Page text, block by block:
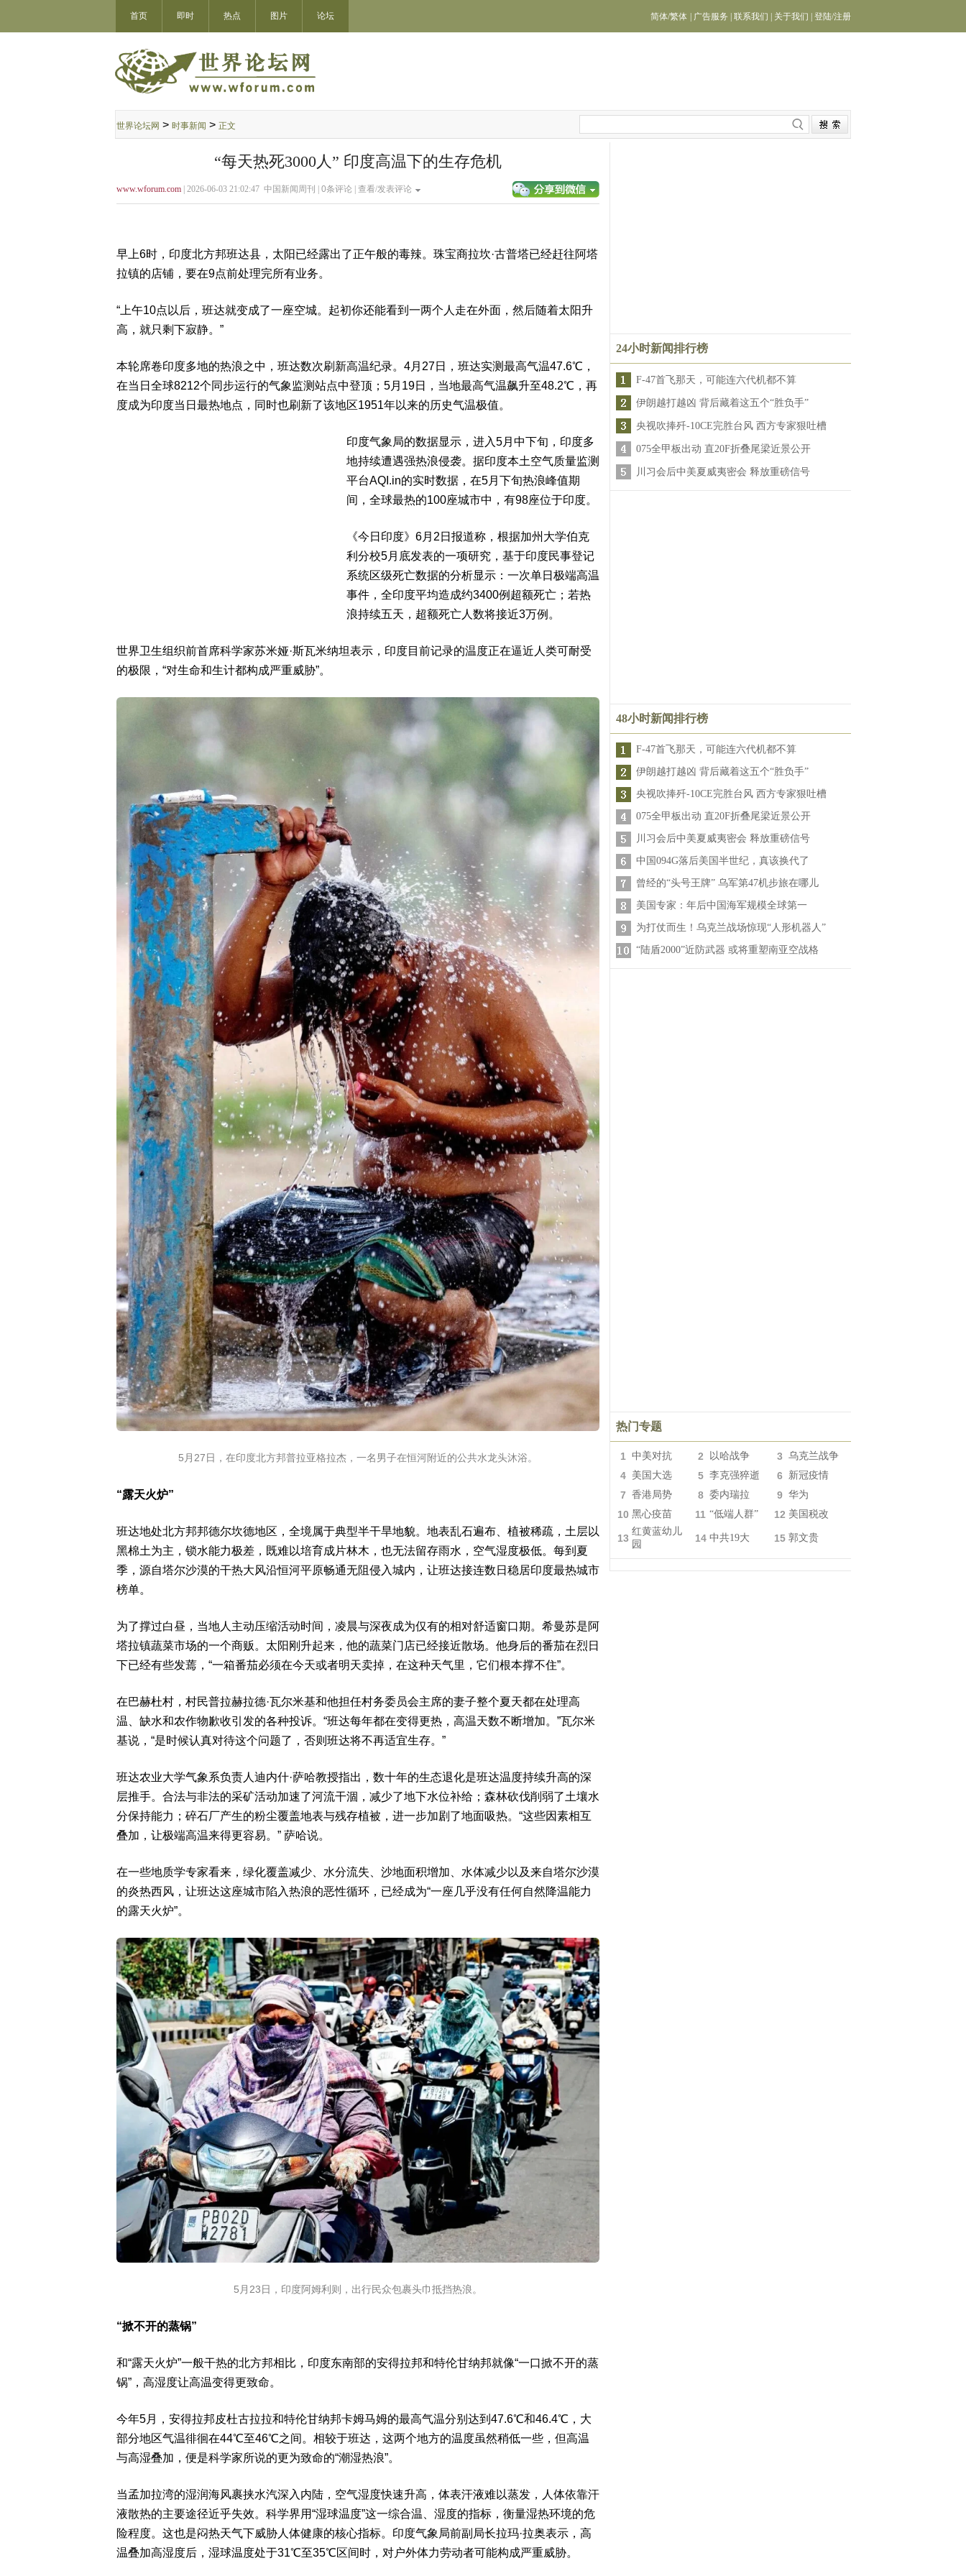
首页 即时 热点 图片 论坛 简体/繁体 广告服务 联系我们 关于我们 登陆/注册
世界论坛网 > 时事新闻 > 正文
“每天热死3000人” 印度高温下的生存危机
www.wforum.com | 2026-06-03 21:02:47 中国新闻周刊 | 0条评论 | 查看/发表评论
早上6时，印度北方邦班达县，太阳已经露出了正午般的毒辣。珠宝商拉坎·古普塔已经赶往阿塔
拉镇的店铺，要在9点前处理完所有业务。
“上午10点以后，班达就变成了一座空城。起初你还能看到一两个人走在外面，然后随着太阳升
高，就只剩下寂静。”
本轮席卷印度多地的热浪之中，班达数次刷新高温纪录。4月27日，班达实测最高气温47.6℃，
在当日全球8212个同步运行的气象监测站点中登顶；5月19日，当地最高气温飙升至48.2℃，再
度成为印度当日最热地点，同时也刷新了该地区1951年以来的历史气温极值。
印度气象局的数据显示，进入5月中下旬，印度多
地持续遭遇强热浪侵袭。据印度本土空气质量监测
平台AQI.in的实时数据，在5月下旬热浪峰值期
间，全球最热的100座城市中，有98座位于印度。
《今日印度》6月2日报道称，根据加州大学伯克
利分校5月底发表的一项研究，基于印度民事登记
系统区级死亡数据的分析显示：一次单日极端高温
事件，全印度平均造成约3400例超额死亡；若热
浪持续五天，超额死亡人数将接近3万例。
世界卫生组织前首席科学家苏米娅·斯瓦米纳坦表示，印度目前记录的温度正在逼近人类可耐受
的极限，“对生命和生计都构成严重威胁”。
5月27日，在印度北方邦普拉亚格拉杰，一名男子在恒河附近的公共水龙头沐浴。
“露天火炉”
班达地处北方邦邦德尔坎德地区，全境属于典型半干旱地貌。地表乱石遍布、植被稀疏，土层以
黑棉土为主，锁水能力极差，既难以培育成片林木，也无法留存雨水，空气湿度极低。每到夏
季，源自塔尔沙漠的干热大风沿恒河平原畅通无阻侵入城内，让班达接连数日稳居印度最热城市
榜单。
为了撑过白昼，当地人主动压缩活动时间，凌晨与深夜成为仅有的相对舒适窗口期。希曼苏是阿
塔拉镇蔬菜市场的一个商贩。太阳刚升起来，他的蔬菜门店已经接近散场。他身后的番茄在烈日
下已经有些发蔫，“一箱番茄必须在今天或者明天卖掉，在这种天气里，它们根本撑不住”。
在巴赫杜村，村民普拉赫拉德·瓦尔米基和他担任村务委员会主席的妻子整个夏天都在处理高
温、缺水和农作物歉收引发的各种投诉。“班达每年都在变得更热，高温天数不断增加。”瓦尔米
基说，“是时候认真对待这个问题了，否则班达将不再适宜生存。”
班达农业大学气象系负责人迪内什·萨哈教授指出，数十年的生态退化是班达温度持续升高的深
层推手。合法与非法的采矿活动加速了河流干涸，减少了地下水位补给；森林砍伐削弱了土壤水
分保持能力；碎石厂产生的粉尘覆盖地表与残存植被，进一步加剧了地面吸热。“这些因素相互
叠加，让极端高温来得更容易。” 萨哈说。
在一些地质学专家看来，绿化覆盖减少、水分流失、沙地面积增加、水体减少以及来自塔尔沙漠
的炎热西风，让班达这座城市陷入热浪的恶性循环，已经成为“一座几乎没有任何自然降温能力
的露天火炉”。
5月23日，印度阿姆利则，出行民众包裹头巾抵挡热浪。
“掀不开的蒸锅”
和“露天火炉”一般干热的北方邦相比，印度东南部的安得拉邦和特伦甘纳邦就像“一口掀不开的蒸
锅”，高湿度让高温变得更致命。
今年5月，安得拉邦皮杜古拉拉和特伦甘纳邦卡姆马姆的最高气温分别达到47.6℃和46.4℃，大
部分地区气温徘徊在44℃至46℃之间。相较于班达，这两个地方的温度虽然稍低一些，但高温
与高湿叠加，便是科学家所说的更为致命的“潮湿热浪”。
当孟加拉湾的湿润海风裹挟水汽深入内陆，空气湿度快速升高，体表汗液难以蒸发，人体依靠汗
液散热的主要途径近乎失效。科学界用“湿球温度”这一综合温、湿度的指标，衡量湿热环境的危
险程度。这也是闷热天气下威胁人体健康的核心指标。印度气象局前副局长拉玛·拉奥表示，高
温叠加高湿度后，湿球温度处于31℃至35℃区间时，对户外体力劳动者可能构成严重威胁。
24小时新闻排行榜
F-47首飞那天，可能连六代机都不算
伊朗越打越凶 背后藏着这五个“胜负手”
央视吹捧歼-10CE完胜台风 西方专家狠吐槽
075全甲板出动 直20F折叠尾梁近景公开
川习会后中美夏威夷密会 释放重磅信号
48小时新闻排行榜
F-47首飞那天，可能连六代机都不算
伊朗越打越凶 背后藏着这五个“胜负手”
央视吹捧歼-10CE完胜台风 西方专家狠吐槽
075全甲板出动 直20F折叠尾梁近景公开
川习会后中美夏威夷密会 释放重磅信号
中国094G落后美国半世纪，真该换代了
曾经的“头号王牌” 乌军第47机步旅在哪儿
美国专家：年后中国海军规模全球第一
为打仗而生！乌克兰战场惊现“人形机器人”
“陆盾2000”近防武器 或将重塑南亚空战格
热门专题
1 中美对抗 2 以哈战争 3 乌克兰战争
4 美国大选 5 李克强猝逝 6 新冠疫情
7 香港局势 8 委内瑞拉 9 华为
10 黑心疫苗 11 “低端人群” 12 美国税改
13
红黄蓝幼儿
园
14 中共19大 15 郭文贵